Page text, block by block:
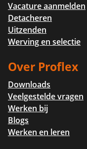
Vacature aanmelden
Detacheren
Uitzenden
Werving en selectie
Over Proflex
Downloads
Veelgestelde vragen
Werken bij
Blogs
Werken en leren